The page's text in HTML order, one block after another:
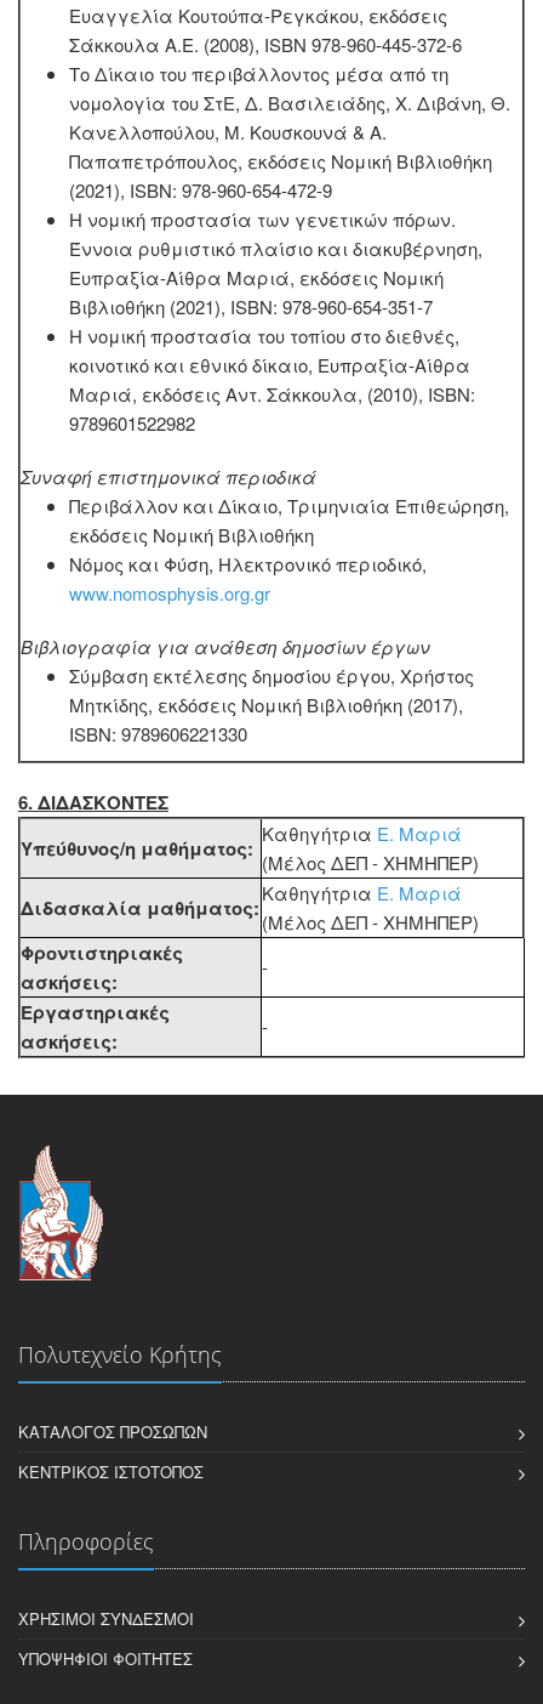
Ευαγγελία Κουτούπα-Ρεγκάκου, εκδόσεις
Σάκκουλα Α.Ε. (2008), ISBN 978-960-445-372-6
Το Δίκαιο του περιβάλλοντος μέσα από τη
νομολογία του ΣτΕ, Δ. Βασιλειάδης, Χ. Διβάνη, Θ.
Κανελλοπούλου, Μ. Κουσκουνά & Α.
Παπαπετρόπουλος, εκδόσεις Νομική Βιβλιοθήκη
(2021), ISBN: 978-960-654-472-9
Η νομική προστασία των γενετικών πόρων.
Έννοια ρυθμιστικό πλαίσιο και διακυβέρνηση,
Ευπραξία-Αίθρα Μαριά, εκδόσεις Νομική
Βιβλιοθήκη (2021), ISBN: 978-960-654-351-7
Η νομική προστασία του τοπίου στο διεθνές,
κοινοτικό και εθνικό δίκαιο, Ευπραξία-Αίθρα
Μαριά, εκδόσεις Αντ. Σάκκουλα, (2010), ISBN:
9789601522982
Συναφή επιστημονικά περιοδικά
Περιβάλλον και Δίκαιο, Τριμηνιαία Επιθεώρηση,
εκδόσεις Νομική Βιβλιοθήκη
Νόμος και Φύση, Ηλεκτρονικό περιοδικό,
www.nomosphysis.org.gr
Βιβλιογραφία για ανάθεση δημοσίων έργων
Σύμβαση εκτέλεσης δημοσίου έργου, Χρήστος
Μητκίδης, εκδόσεις Νομική Βιβλιοθήκη (2017),
ISBN: 9789606221330
6. ΔΙΔΑΣΚΟΝΤΕΣ
Υπεύθυνος/η μαθήματος:
Καθηγήτρια Ε. Μαριά
(Μέλος ΔΕΠ - ΧΗΜΗΠΕΡ)
Διδασκαλία μαθήματος:
Καθηγήτρια Ε. Μαριά
(Μέλος ΔΕΠ - ΧΗΜΗΠΕΡ)
Φροντιστηριακές
ασκήσεις:
-
Εργαστηριακές
ασκήσεις:
-
Πολυτεχνείο Κρήτης
ΚΑΤΆΛΟΓΟΣ ΠΡΟΣΏΠΩΝ
ΚΕΝΤΡΙΚΌΣ ΙΣΤΌΤΟΠΟΣ
Πληροφορίες
ΧΡΉΣΙΜΟΙ ΣΎΝΔΕΣΜΟΙ
ΥΠΟΨΉΦΙΟΙ ΦΟΙΤΗΤΈΣ